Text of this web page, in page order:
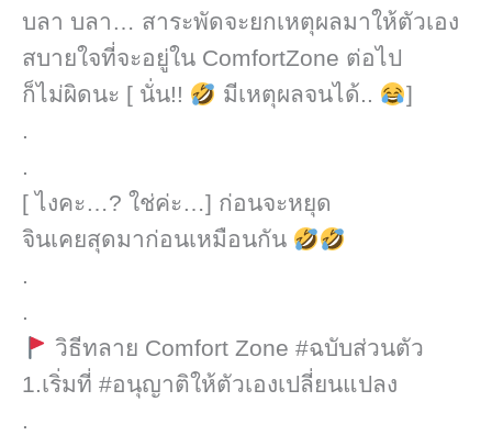
บลา บลา… สาระพัดจะยกเหตุผล​มาให้ตัวเอง
สบายใจที่จะอยู่ใน ComfortZone ต่อไป
ก็ไม่ผิดนะ [ นั่น!!
​ มีเหตุผลจนได้..
]​
.
.
[ ไงคะ…? ใช่ค่ะ…]​ ก่อนจะหยุด
จินเคยสุดมาก่อนเหมือนกัน
.
.
วิธีทลาย Comfort Zone #ฉบับส่วนตัว
1.เริ่มที่ #อนุญาติให้ตัวเองเปลี่ยนแปลง
.